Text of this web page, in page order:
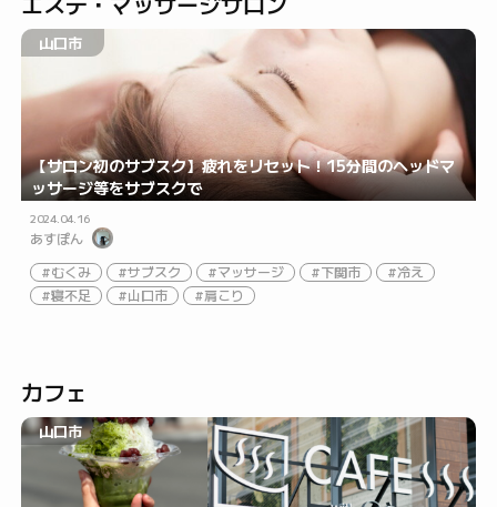
山口市
【サロン初のサブスク】疲れをリセット！15分間のヘッドマ
ッサージ等をサブスクで
2024.04.16
あすぽん
むくみ
サブスク マッサージ 下関市
冷え
寝不足
山口市 肩こり
カフェ
山口市